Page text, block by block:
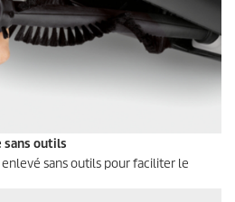
sans outils
sans outils pour faciliter le